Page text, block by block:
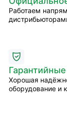
Работаем
Хорошая
оборудование и